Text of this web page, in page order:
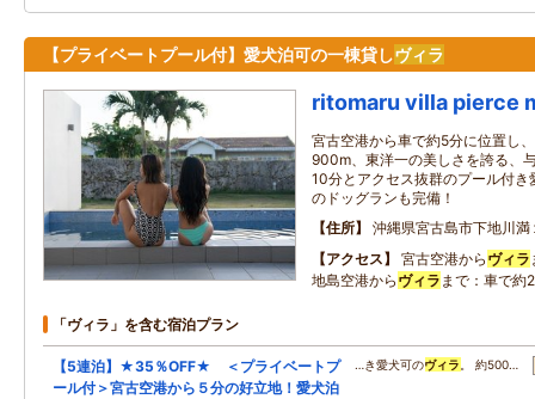
【プライベートプール付】愛犬泊可の一棟貸しヴィラ
ritomaru villa pierce
宮古空港から車で約5分に位置し
900m、東洋一の美しさを誇る、
10分とアクセス抜群のプール付き
のドッグランも完備！
住所
沖縄県宮古島市下地川満
アクセス
宮古空港から ヴィラ
地島空港から ヴィラ まで：車で約
「ヴィラ」を含む宿泊プラン
【5連泊】★35％OFF★ ＜プライベートプ
ール付＞宮古空港から５分の好立地！愛犬泊
…き愛犬可のヴィラ 。 約500…